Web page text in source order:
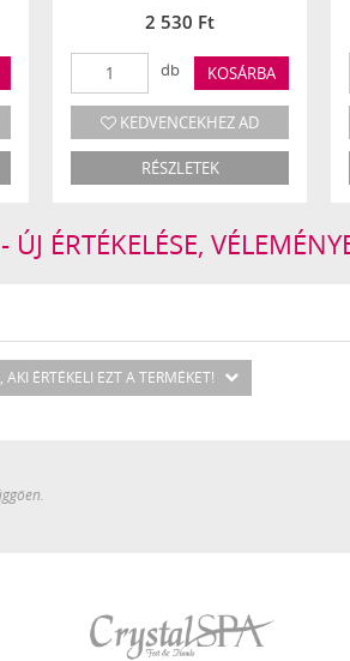
2 530 Ft
db KOSÁRBA
KEDVENCEKHEZ AD
RÉSZLETEK
ÉRTÉKELÉSE,
, AKI ÉRTÉKELI EZT A TERMÉKET!